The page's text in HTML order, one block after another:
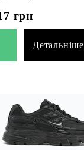
грн
Детальніше